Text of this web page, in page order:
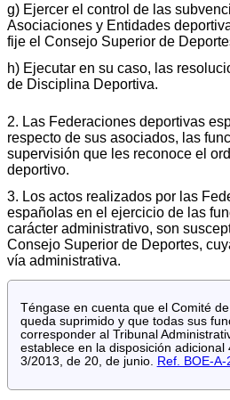
g) Ejercer el control de las
Asociaciones y Entidades
fije el Consejo Superior de
h) Ejecutar en su caso, las
de Disciplina Deportiva.
2. Las Federaciones deportivas
respecto de sus asociados, las
supervisión que les reconoce el
deportivo.
3. Los actos realizados por las
españolas en el ejercicio de las
carácter administrativo, son
Consejo Superior de Deportes,
vía administrativa.
Téngase en cuenta que el Comité
queda suprimido y que todas sus
corresponder al Tribunal
establece en la disposición adicional
3/2013, de 20, de junio. Ref. BOE-